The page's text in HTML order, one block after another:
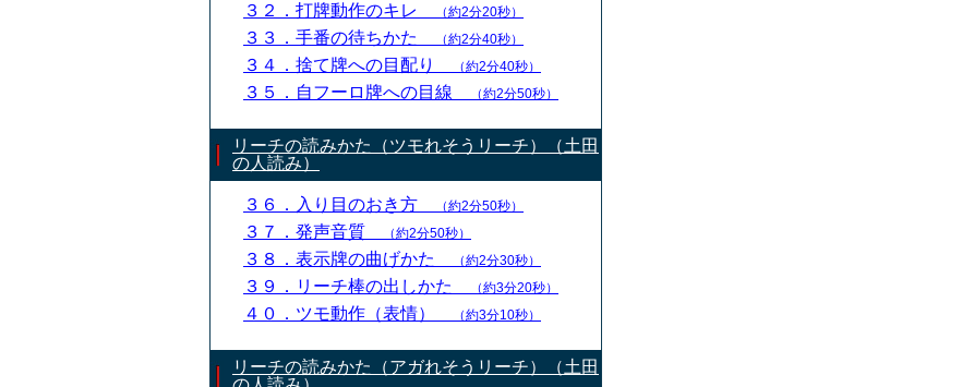
３２．打牌動作のキレ （約2分20秒）
３３．手番の待ちかた （約2分40秒）
３４．捨て牌への目配り （約2分40秒）
３５．自フーロ牌への目線 （約2分50秒）
リーチの読みかた（ツモれそうリーチ）（土田
の人読み）
３６．入り目のおき方 （約2分50秒）
３７．発声音質 （約2分50秒）
３８．表示牌の曲げかた （約2分30秒）
３９．リーチ棒の出しかた （約3分20秒）
４０．ツモ動作（表情） （約3分10秒）
リーチの読みかた（アガれそうリーチ）（土田